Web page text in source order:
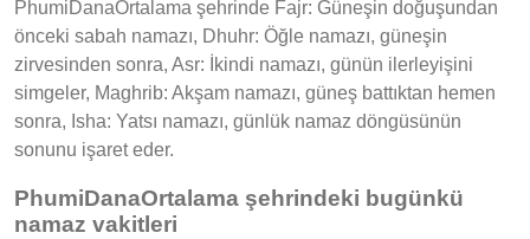
PhumiDanaOrtalama şehrinde Fajr: Güneşin doğuşundan
önceki sabah namazı, Dhuhr: Öğle namazı, güneşin
zirvesinden sonra, Asr: İkindi namazı, günün ilerleyişini
simgeler, Maghrib: Akşam namazı, güneş battıktan hemen
sonra, Isha: Yatsı namazı, günlük namaz döngüsünün
sonunu işaret eder.
PhumiDanaOrtalama şehrindeki bugünkü
namaz vakitleri